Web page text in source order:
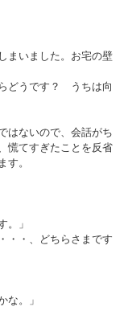
まいました。お宅の壁
どうです？ うちは向
はないので、会話がち
慌てすぎたことを反省
す。
。」
・・、どちらさまです
な。」